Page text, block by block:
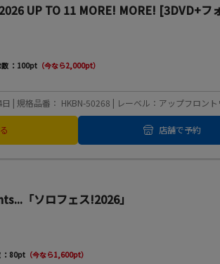
UP TO 11 MORE! MORE! [3DVD+フ
：100pt （今なら2,000pt）
| 規格品番： HKBN-50268 | レーベル：アップフロント
店舗で予約
「ソロフェス!2026」
：80pt （今なら1,600pt）